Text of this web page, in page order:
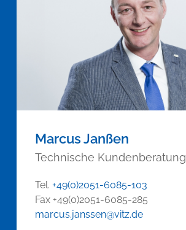
Marcus Janßen
Technische Kundenberatung
Tel.+49(0)2051-6085-103
Fax +49(0)2051-6085-285
marcus.janssen@vitz.de